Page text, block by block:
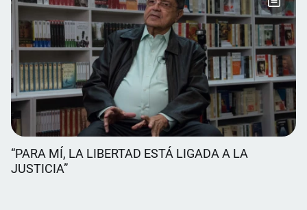
“PARA MÍ, LA LIBERTAD ESTÁ LIGADA A LA
JUSTICIA”